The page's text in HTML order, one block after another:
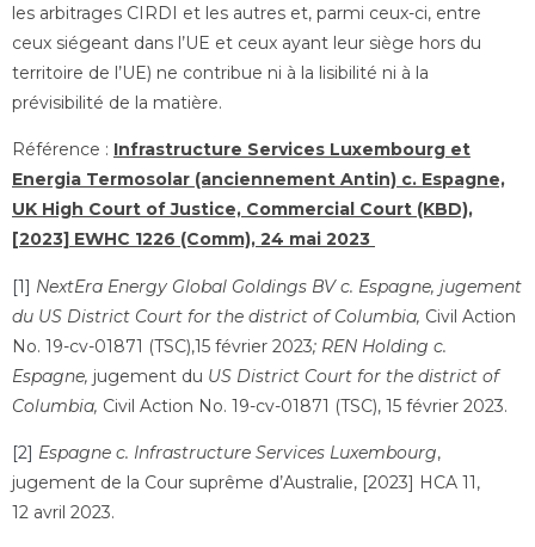
les arbitrages CIRDI et les autres et, parmi ceux-ci, entre
ceux siégeant dans l’UE et ceux ayant leur siège hors du
territoire de l’UE) ne contribue ni à la lisibilité ni à la
prévisibilité de la matière.
Référence : Infrastructure Services Luxembourg et
Energia Termosolar (anciennement Antin) c. Espagne,
UK High Court of Justice, Commercial Court (KBD),
[2023] EWHC 1226 (Comm), 24 mai 2023
[1] NextEra Energy Global Goldings BV c. Espagne, jugement
du US District Court for the district of Columbia, Civil Action
No. 19-cv-01871 (TSC),15 février 2023; REN Holding c.
Espagne, jugement du US District Court for the district of
Columbia, Civil Action No. 19-cv-01871 (TSC), 15 février 2023.
[2] Espagne c. Infrastructure Services Luxembourg,
jugement de la Cour suprême d’Australie, [2023] HCA 11,
12 avril 2023.